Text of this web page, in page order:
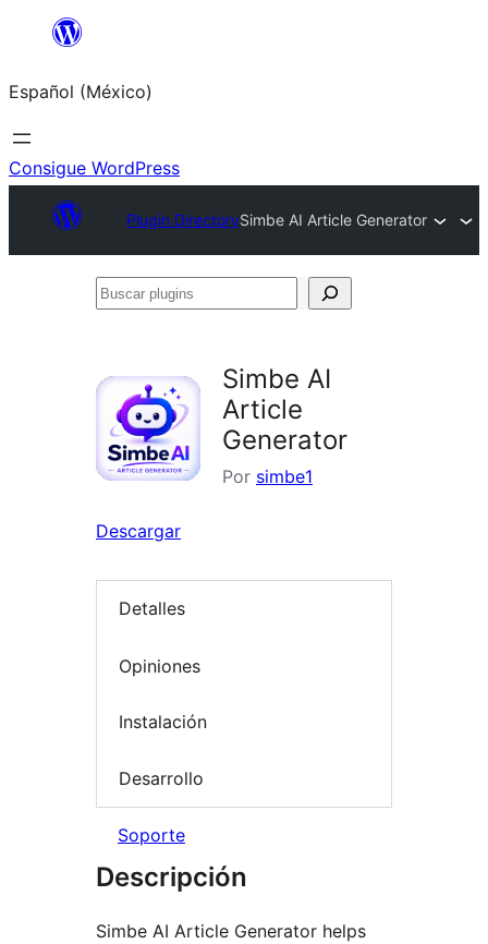
Saltar
contenido
Español (México)
Consigue WordPress
Plugin DirectorySimbe AI Article Generator
Buscar
Simbe AI
Article
Generator
Por simbe1
Descargar
Detalles
Opiniones
Instalación
Desarrollo
Soporte
Descripción
Simbe AI Article Generator helps